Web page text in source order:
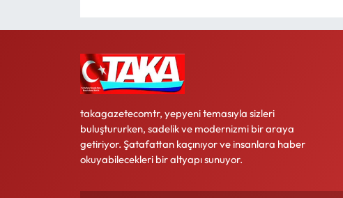
takagazetecomtr, yepyeni temasıyla sizleri
buluştururken, sadelik ve modernizmi bir araya
getiriyor. Şatafattan kaçınıyor ve insanlara haber
okuyabilecekleri bir altyapı sunuyor.